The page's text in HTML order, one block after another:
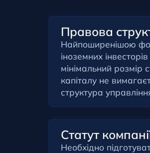
Правова
Найпоширенішою
іноземних
мінімальний розмір
капіталу не
структура
Статут
Необхідно